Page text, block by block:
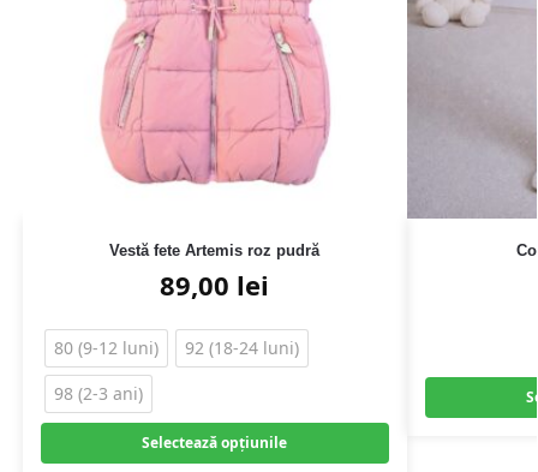
Vestă fete Artemis roz pudră
89,00 lei
80 (9-12 luni)
92 (18-24 luni)
98 (2-3 ani)
Selectează opțiunile